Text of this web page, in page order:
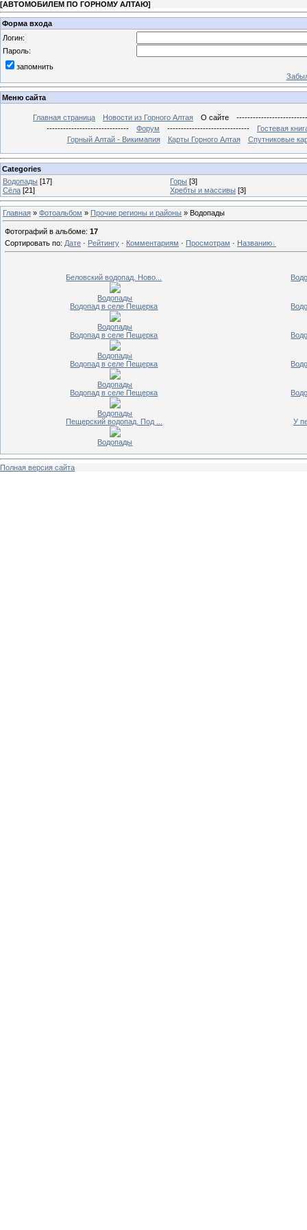
[АВТОМОБИЛЕМ ПО ГОРНОМУ АЛТАЮ]
Форма входа
Логин:
Пароль:
запомнить
Меню сайта
Главная страница Новости из Горного Алтая О сайте
------------------------------
Форум ------------------------------
Гостевая
Горный Алтай - Викимапия
Карты Горного Алтая Спутниковые
Categories
Водопады [17] Горы [3]
Сёла [21] Хребты и массивы [3]
Главная » Фотоальбом » Прочие регионы и районы » Водопады
Фотографий в альбоме: 17
Сортировать по: Дате · Рейтингу · Комментариям · Просмотрам · Названию
Беловский водопад. Ново...
Водопады
Водопад в селе Пещерка
Водопады
Водопад в селе Пещерка
Водопады
Водопад в селе Пещерка
Водопады
Водопад в селе Пещерка
Водопады
Пещерский водопад. Под ...
Водопады
У
Полная версия сайта